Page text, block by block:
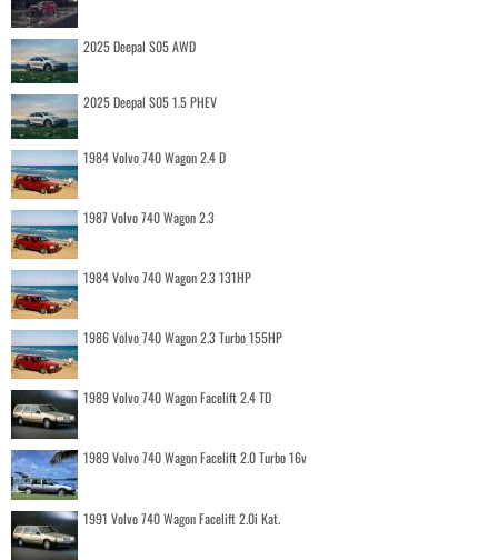
2025 Deepal S05 AWD
2025 Deepal S05 1.5 PHEV
1984 Volvo 740 Wagon 2.4 D
1987 Volvo 740 Wagon 2.3
1984 Volvo 740 Wagon 2.3 131HP
1986 Volvo 740 Wagon 2.3 Turbo 155HP
1989 Volvo 740 Wagon Facelift 2.4 TD
1989 Volvo 740 Wagon Facelift 2.0 Turbo 16v
1991 Volvo 740 Wagon Facelift 2.0i Kat.